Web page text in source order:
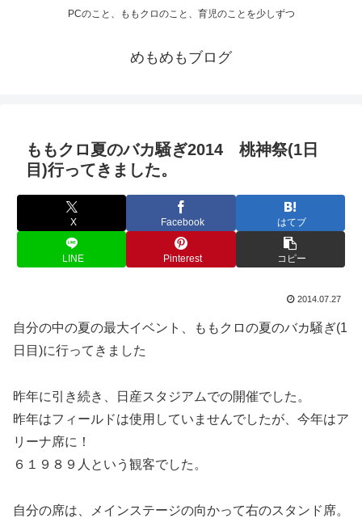
PCのこと、ももクロのこと、育児のことを少しずつ
めもめもブログ
ももクロ夏のバカ騒ぎ2014 桃神祭(1日
目)行ってきました。
X Facebook はてブ
LINE Pinterest コピー
2014.07.27
自分の中の夏の最大イベント、ももクロの夏のバカ騒ぎ(1
日目)に行ってきました
昨年に引き続き、日産スタジアムでの開催でした。
昨年はフィールドは使用していませんでしたが、今年はア
リーナ席に！
６１９８９人という観客でした。
自分の席は、メインステージの向かって右のスタンド席。